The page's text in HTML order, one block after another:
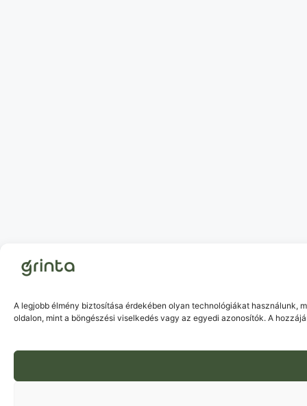
A legjobb élmény biztosítása érdekében olyan technológiákat
oldalon, mint a böngészési viselkedés vagy az egyedi azonosítók. A